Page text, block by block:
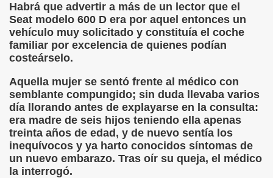
Habrá que advertir a más de un lector que el
Seat modelo 600 D era por aquel entonces un
vehículo muy solicitado y constituía el coche
familiar por excelencia de quienes podían
costeárselo.
Aquella mujer se sentó frente al médico con
semblante compungido; sin duda llevaba varios
día llorando antes de explayarse en la consulta:
era madre de seis hijos teniendo ella apenas
treinta años de edad, y de nuevo sentía los
inequívocos y ya harto conocidos síntomas de
un nuevo embarazo. Tras oír su queja, el médico
la interrogó.